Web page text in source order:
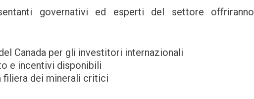
governativi ed esperti del settore offriranno
Canada per gli investitori internazionali
e incentivi disponibili
filiera dei minerali critici